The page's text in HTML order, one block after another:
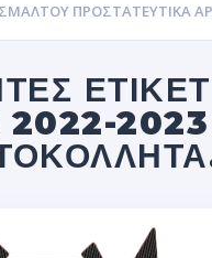
ΠΡΟΣΤΑΤΕΥΤΙΚΆ
2022-